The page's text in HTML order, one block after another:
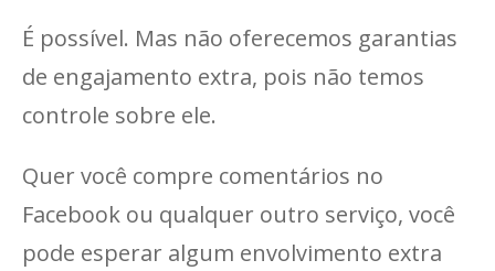
É possível. Mas não oferecemos garantias
de engajamento extra, pois não temos
controle sobre ele.
Quer você compre comentários no
Facebook ou qualquer outro serviço, você
pode esperar algum envolvimento extra